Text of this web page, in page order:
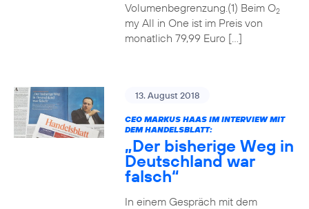
Volumenbegrenzung.(1) Beim O2
my All in One ist im Preis von
monatlich 79,99 Euro […]
13. August 2018
CEO MARKUS HAAS IM INTERVIEW MIT
DEM HANDELSBLATT:
„Der bisherige Weg in
Deutschland war
falsch“
In einem Gespräch mit dem